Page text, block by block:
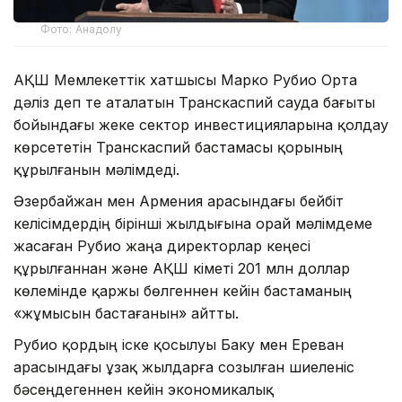
Фото: Анадолу
АҚШ Мемлекеттік хатшысы Марко Рубио Орта
дәліз деп те аталатын Транскаспий сауда бағыты
бойындағы жеке сектор инвестицияларына қолдау
көрсететін Транскаспий бастамасы қорының
құрылғанын мәлімдеді.
Әзербайжан мен Армения арасындағы бейбіт
келісімдердің бірінші жылдығына орай мәлімдеме
жасаған Рубио жаңа директорлар кеңесі
құрылғаннан және АҚШ үкіметі 201 млн доллар
көлемінде қаржы бөлгеннен кейін бастаманың
«жұмысын бастағанын» айтты.
Рубио қордың іске қосылуы Баку мен Ереван
арасындағы ұзақ жылдарға созылған шиеленіс
бәсеңдегеннен кейін экономикалық